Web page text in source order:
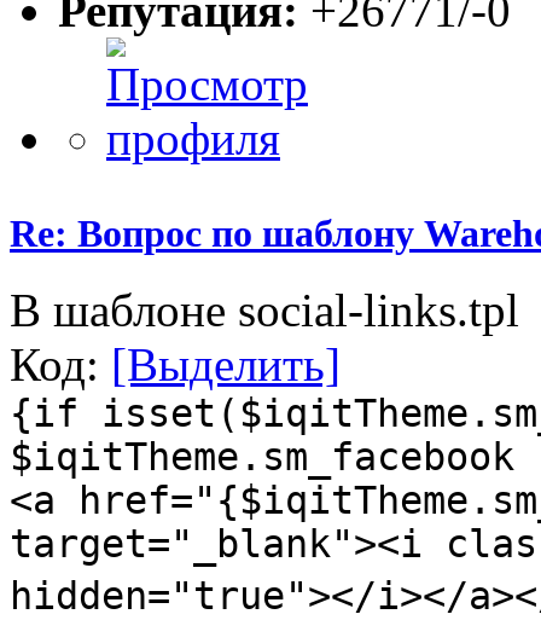
Re: Вопрос по шаблону
В шаблоне social-links.tpl
Код: [Выделить]
{if
<a
target="_blank"><i
hidden="true"></i></